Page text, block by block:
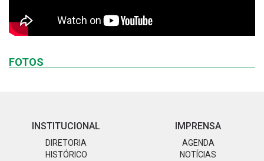
FOTOS
INSTITUCIONAL
DIRETORIA
HISTÓRICO
IMPRENSA
AGENDA
NOTÍCIAS